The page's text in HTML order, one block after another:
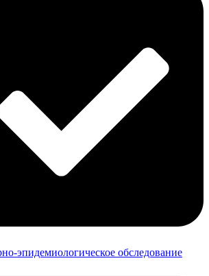
эпидемиологическое обследование